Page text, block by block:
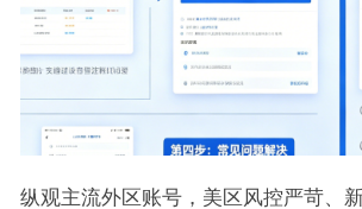
纵观主流外区账号，美区风控严苛、